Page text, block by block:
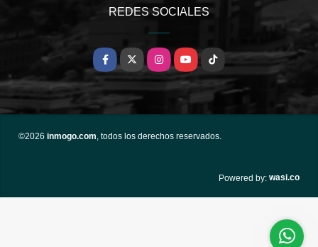
REDES SOCIALES
Facebook
X InstagramYouTubeTikTok
©2026 inmogo.com, todos los derechos reservados.
Powered by: wasi.co